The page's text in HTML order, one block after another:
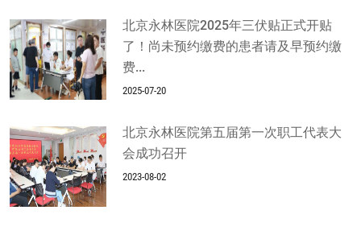
北京永林医院2025年三伏贴正式开贴
了！尚未预约缴费的患者请及早预约缴
费...
2025-07-20
北京永林医院第五届第一次职工代表大
会成功召开
2023-08-02